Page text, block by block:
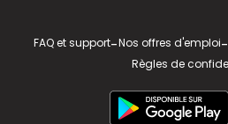
FAQ et support-Nos offres d'emploi-
Règles de